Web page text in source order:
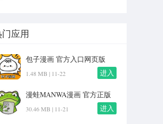
应用
包子漫画 官方入口网页版
1.48 MB | 11-22 进入
漫蛙MANWA漫画 官方正版
30.46 MB | 11-21 进入